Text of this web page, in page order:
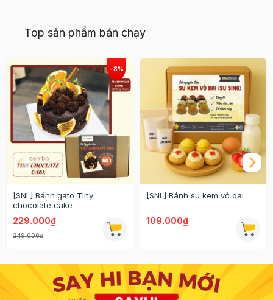
Top sản phẩm bán chạy
[SNL] Bánh gato Tiny
chocolate cake
229.000₫
249.000₫
[SNL] Bánh su kem vỏ dai
109.000₫